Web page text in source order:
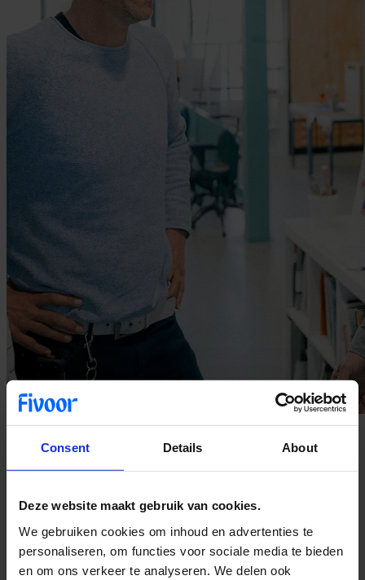
Consent Details About
Deze website maakt gebruik van cookies.
We gebruiken cookies om inhoud en advertenties te
personaliseren, om functies voor sociale media te bieden
en om ons verkeer te analyseren. We delen ook
Ga voor meer. Team Fivoor.
onder alle omstandigheden klaar staan voor cliënten en voor elkaar.
zelfontwikkeling.
Ga jij voor meer? Dan willen we jou in ons team!